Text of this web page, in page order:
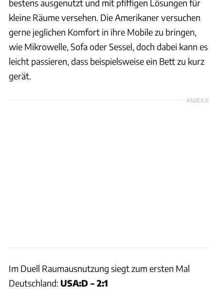
bestens ausgenutzt und mit pfiffigen Lösungen für
kleine Räume versehen. Die Amerikaner versuchen
gerne jeglichen Komfort in ihre Mobile zu bringen,
wie Mikrowelle, Sofa oder Sessel, doch dabei kann es
leicht passieren, dass beispielsweise ein Bett zu kurz
gerät.
ANZEIGE
Im Duell Raumausnutzung siegt zum ersten Mal
Deutschland: USA:D – 2:1